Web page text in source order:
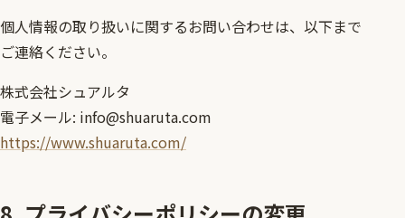
個人情報の取り扱いに関するお問い合わせは、以下まで
ご連絡ください。
株式会社シュアルタ
電子メール: info@shuaruta.com
https://www.shuaruta.com/